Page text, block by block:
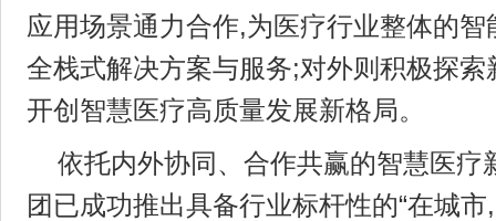
应用场景通力合作,为医疗行业整体的
全栈式解决方案与服务;对外则积极探
开创智慧医疗高质量发展新格局。
依托内外协同、合作共赢的智慧医疗
团已成功推出具备行业标杆性的“在城